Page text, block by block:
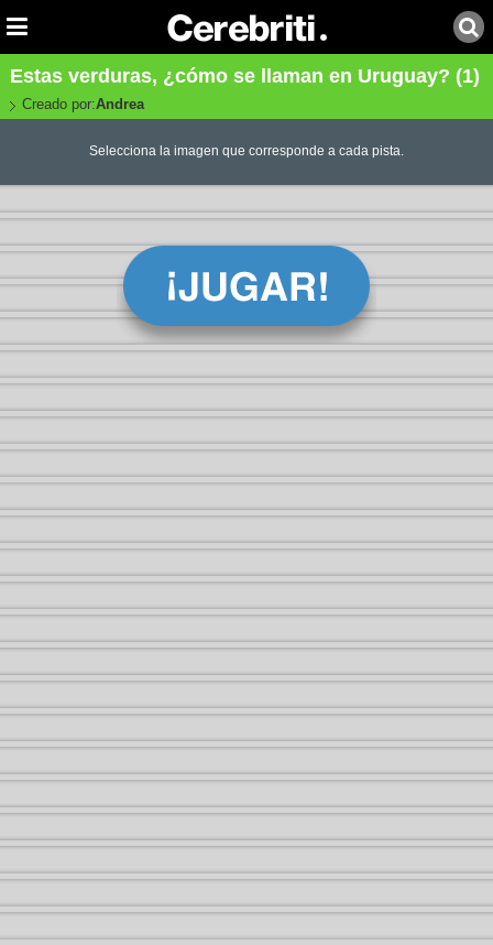
Estas verduras, ¿cómo se llaman en Uruguay? (1)
Creado por:Andrea
Selecciona la imagen que corresponde a cada pista.